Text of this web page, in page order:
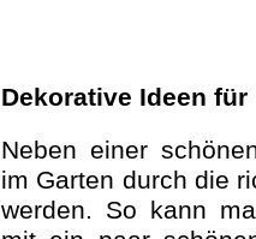
Dekorative Ideen
Neben einer
im Garten durch die
werden. So kann